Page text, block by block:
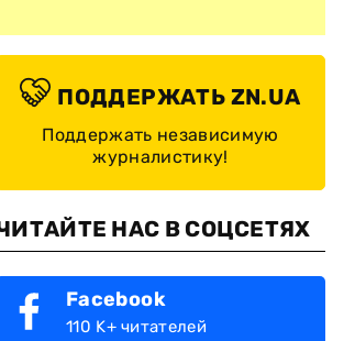
ПОДДЕРЖАТЬ ZN.UA
Поддержать независимую
журналистику!
НАС В СОЦСЕТЯХ
Facebook
110 K+ читателей